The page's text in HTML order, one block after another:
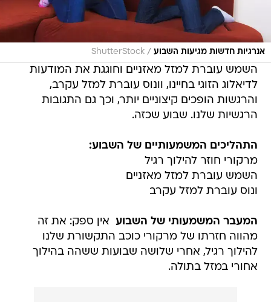
אנרגיות חדשות מגיעות השבוע /
ShutterStock
השמש עוברת למזל מאזניים וחוגגת את המודעות
לדיאלוג הזוגי בחיינו, וונוס עוברת למזל עקרב,
והרגשות הופכים קיצוניים יותר, וכך גם התגובות
הרגשיות שלנו. שבוע שכזה.
התהליכים המשמעותיים של השבוע:
מרקורי חוזר להילוך רגיל
השמש עוברת למזל מאזניים
ונוס עוברת למזל עקרב
המעבר המשמעותי של השבוע  אין ספק: את זה
מהווה חזרתו של מרקורי כוכב התקשורת שלנו
להילוך רגיל, אחרי שלושה שבועות ששהה בהילוך
אחורי במזל בתולה.